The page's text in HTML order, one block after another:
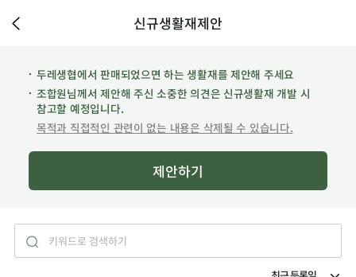
신규생활재제안
두레생협에서 판매되었으면 하는 생활재를 제안해 주세요
조합원님께서 제안해 주신 소중한 의견은 신규생활재 개발 시
참고할 예정입니다.
목적과 직접적인 관련이 없는 내용은 삭제될 수 있습니다.
제안하기